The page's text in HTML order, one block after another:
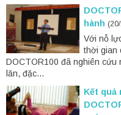
hành
Với nỗ
thời gian
DOCTOR100 đã nghiên cứu
lăn, đặc...
Kết quả